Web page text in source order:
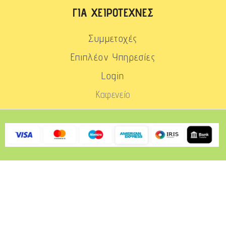
ΓΙΑ ΧΕΙΡΟΤΈΧΝΕΣ
Συμμετοχές
Επιπλέον Υπηρεσίες
Login
Καφενείο